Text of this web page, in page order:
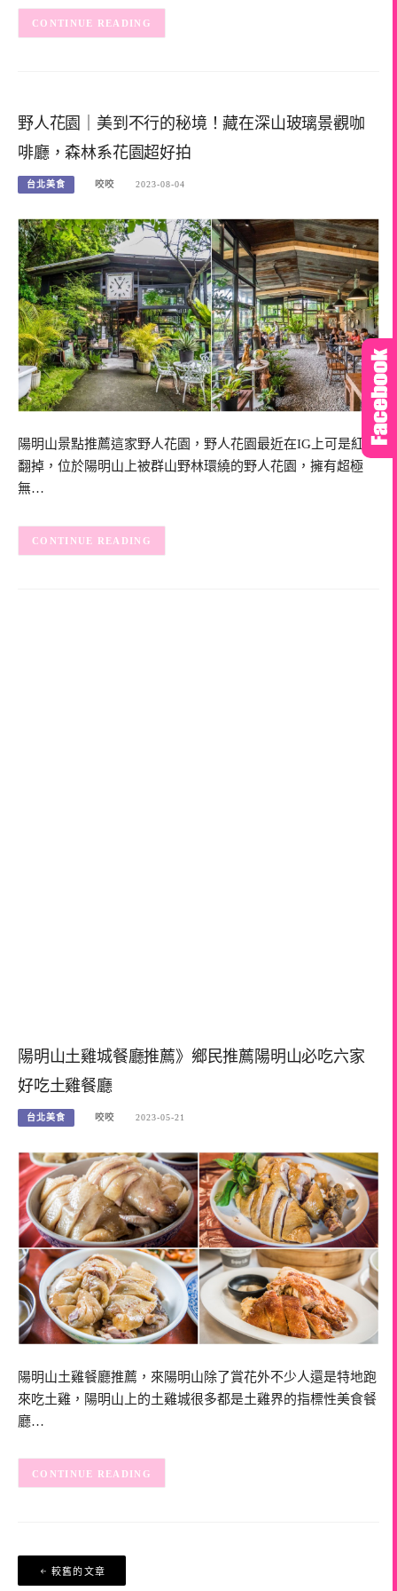
CONTINUE READING
野人花園｜美到不行的秘境！藏在深山玻璃景觀咖
啡廳，森林系花園超好拍
台北美食 咬咬 2023-08-04
陽明山景點推薦這家野人花園，野人花園最近在IG上可是紅到
翻掉，位於陽明山上被群山野林環繞的野人花園，擁有超極
無…
CONTINUE READING
陽明山土雞城餐廳推薦》鄉民推薦陽明山必吃六家
好吃土雞餐廳
台北美食 咬咬 2023-05-21
陽明山土雞餐廳推薦，來陽明山除了賞花外不少人還是特地跑
來吃土雞，陽明山上的土雞城很多都是土雞界的指標性美食餐
廳…
CONTINUE READING
較舊的文章